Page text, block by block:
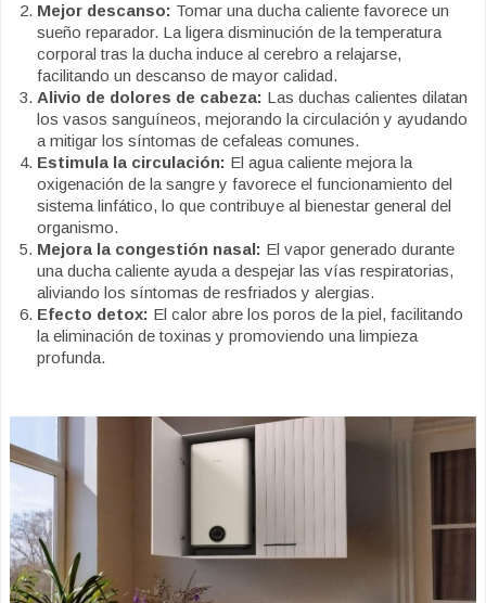
Mejor descanso: Tomar una ducha caliente favorece un
sueño reparador. La ligera disminución de la temperatura
corporal tras la ducha induce al cerebro a relajarse,
facilitando un descanso de mayor calidad.
Alivio de dolores de cabeza: Las duchas calientes dilatan
los vasos sanguíneos, mejorando la circulación y ayudando
a mitigar los síntomas de cefaleas comunes.
Estimula la circulación: El agua caliente mejora la
oxigenación de la sangre y favorece el funcionamiento del
sistema linfático, lo que contribuye al bienestar general del
organismo.
Mejora la congestión nasal: El vapor generado durante
una ducha caliente ayuda a despejar las vías respiratorias,
aliviando los síntomas de resfriados y alergias.
Efecto detox: El calor abre los poros de la piel, facilitando
la eliminación de toxinas y promoviendo una limpieza
profunda.